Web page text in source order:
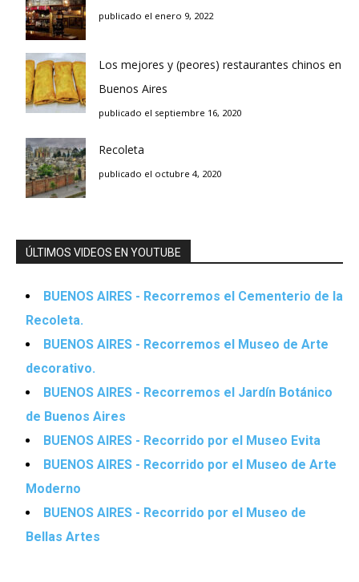
publicado el enero 9, 2022
Los mejores y (peores) restaurantes chinos en
Buenos Aires
publicado el septiembre 16, 2020
Recoleta
publicado el octubre 4, 2020
ÚLTIMOS VIDEOS EN YOUTUBE
BUENOS AIRES - Recorremos el Cementerio de la
Recoleta.
BUENOS AIRES - Recorremos el Museo de Arte
decorativo.
BUENOS AIRES - Recorremos el Jardín Botánico
de Buenos Aires
BUENOS AIRES - Recorrido por el Museo Evita
BUENOS AIRES - Recorrido por el Museo de Arte
Moderno
BUENOS AIRES - Recorrido por el Museo de
Bellas Artes